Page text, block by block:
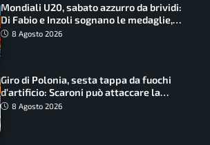
Mondiali U20, sabato azzurro da brividi:
Di Fabio e Inzoli sognano le medaglie,
Castellani e Succo in finale
8 Agosto 2026
Giro di Polonia, sesta tappa da fuochi
d’artificio: Scaroni può attaccare la
maglia di Lemmen
8 Agosto 2026